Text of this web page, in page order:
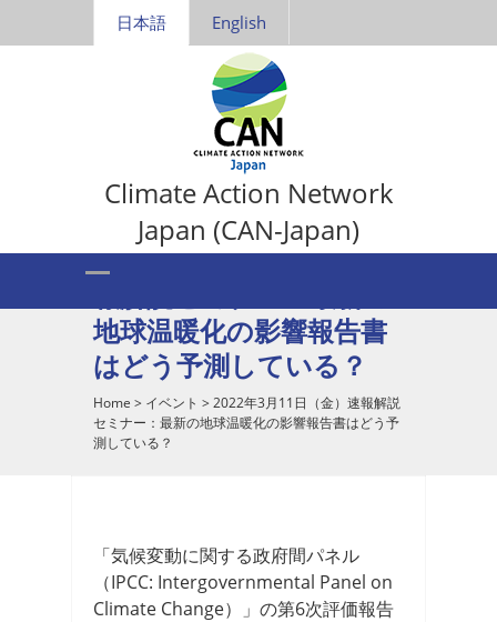
日本語 English
Climate Action Network
Japan (CAN-Japan)
2022年3月11日（金）速
地球温暖化の影響報告書
はどう予測している？
Home > イベント > 2022年3月11日（金）速報解説
セミナー：最新の地球温暖化の影響報告書はどう予
測している？
「気候変動に関する政府間パネル
（IPCC: Intergovernmental Panel on
Climate Change）」の第6次評価報告